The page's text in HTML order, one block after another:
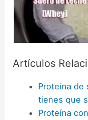
Artículos
Proteína de
tienes que
Proteína